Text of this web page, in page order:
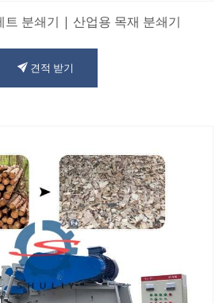
트 분쇄기 | 산업용 목재 분쇄기
견적 받기